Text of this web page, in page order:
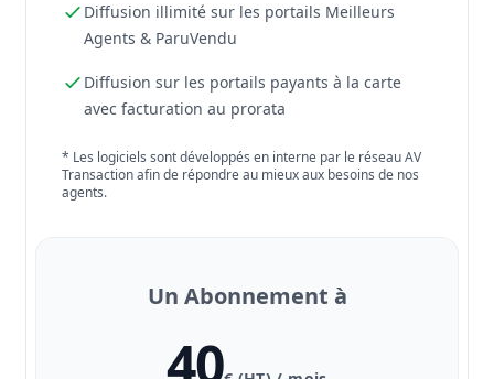
Diffusion illimité sur les portails Meilleurs
Agents & ParuVendu
Diffusion sur les portails payants à la carte
avec facturation au prorata
* Les logiciels sont développés en interne par le réseau AV
Transaction afin de répondre au mieux aux besoins de nos
agents.
Un Abonnement à
40